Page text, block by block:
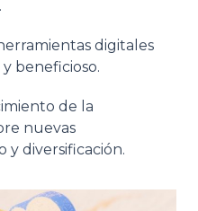
digitales
beneficioso.
de la
nuevas
y diversificación.